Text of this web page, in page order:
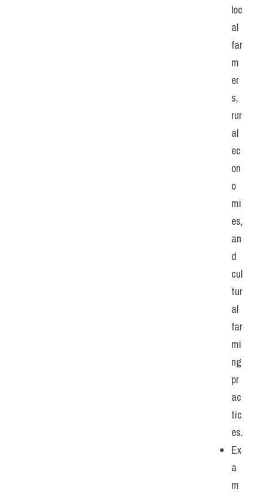
loc
al
far
m
er
s,
rur
al
ec
on
o
mi
es,
an
d
cul
tur
al
far
mi
ng
pr
ac
tic
es.
Ex
a
m